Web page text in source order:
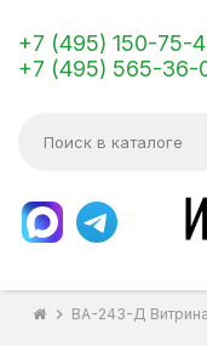
+7 (495) 150-75-
+7 (495) 565-36-
chevron_right ВА-243-Д